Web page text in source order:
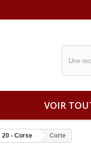
VOIR
20 - Corse Corte